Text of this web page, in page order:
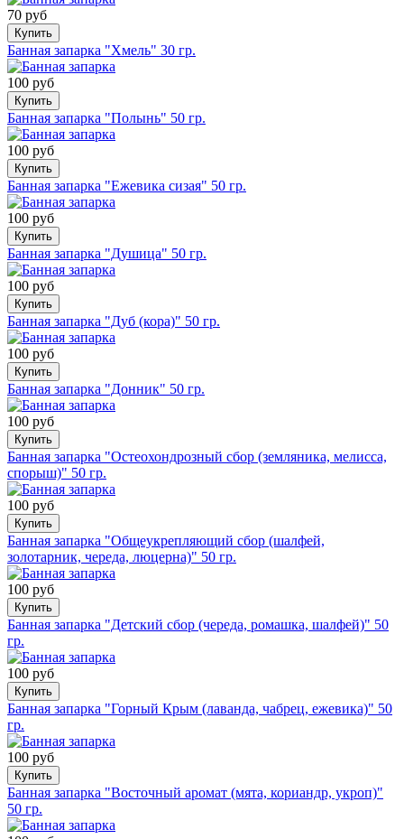
70 руб
Купить
Банная запарка "Хмель" 30 гр.
100 руб
Купить
Банная запарка "Полынь" 50 гр.
100 руб
Купить
Банная запарка "Ежевика сизая" 50 гр.
100 руб
Купить
Банная запарка "Душица" 50 гр.
100 руб
Купить
Банная запарка "Дуб (кора)" 50 гр.
100 руб
Купить
Банная запарка "Донник" 50 гр.
100 руб
Купить
Банная запарка "Остеохондрозный сбор (земляника, мелисса,
спорыш)" 50 гр.
100 руб
Купить
Банная запарка "Общеукрепляющий сбор (шалфей,
золотарник, череда, люцерна)" 50 гр.
100 руб
Купить
Банная запарка "Детский сбор (череда, ромашка, шалфей)" 50
гр.
100 руб
Купить
Банная запарка "Горный Крым (лаванда, чабрец, ежевика)" 50
гр.
100 руб
Купить
Банная запарка "Восточный аромат (мята, кориандр, укроп)"
50 гр.